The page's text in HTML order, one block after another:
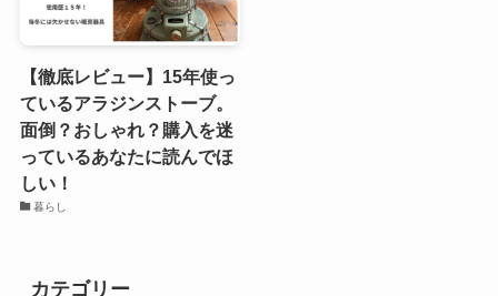
【徹底レビュー】15年使っ
ているアラジンストーブ。
面倒？おしゃれ？購入を迷
っているあなたに読んでほ
しい！
暮らし
カテゴリー